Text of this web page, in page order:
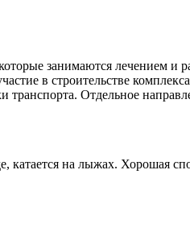
занимаются лечением
в строительстве
транспорта. Отдельное
катается на лыжах. Хорошая